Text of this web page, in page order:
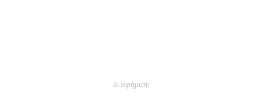
- Διαφήμιση -